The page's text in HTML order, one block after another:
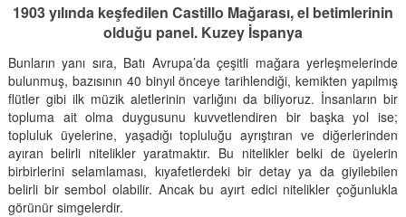
1903 yılında keşfedilen Castillo Mağarası, el betimlerinin
olduğu panel. Kuzey İspanya
Bunların yanı sıra, Batı Avrupa’da çeşitli mağara yerleşmelerinde
bulunmuş, bazısının 40 binyıl önceye tarihlendiği, kemikten yapılmış
flütler gibi ilk müzik aletlerinin varlığını da biliyoruz. İnsanların bir
topluma ait olma duygusunu kuvvetlendiren bir başka yol ise;
topluluk üyelerine, yaşadığı topluluğu ayrıştıran ve diğerlerinden
ayıran belirli nitelikler yaratmaktır. Bu nitelikler belki de üyelerin
birbirlerini selamlaması, kıyafetlerdeki bir detay ya da giyilebilen
belirli bir sembol olabilir. Ancak bu ayırt edici nitelikler çoğunlukla
görünür simgelerdir.